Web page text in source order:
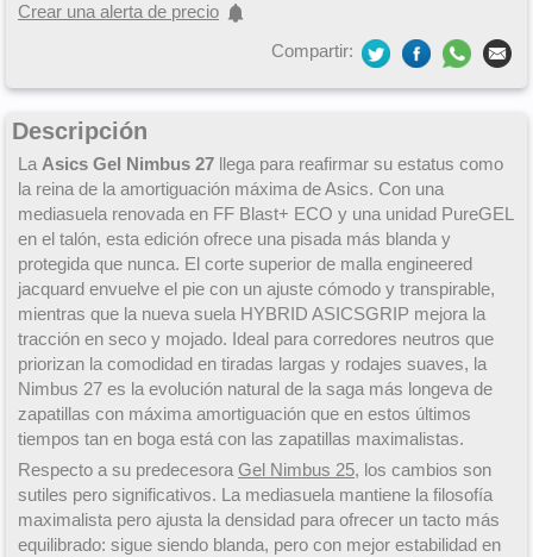
Crear una alerta de precio
Compartir:
Descripción
La Asics Gel Nimbus 27 llega para reafirmar su estatus como
la reina de la amortiguación máxima de Asics. Con una
mediasuela renovada en FF Blast+ ECO y una unidad PureGEL
en el talón, esta edición ofrece una pisada más blanda y
protegida que nunca. El corte superior de malla engineered
jacquard envuelve el pie con un ajuste cómodo y transpirable,
mientras que la nueva suela HYBRID ASICSGRIP mejora la
tracción en seco y mojado. Ideal para corredores neutros que
priorizan la comodidad en tiradas largas y rodajes suaves, la
Nimbus 27 es la evolución natural de la saga más longeva de
zapatillas con máxima amortiguación que en estos últimos
tiempos tan en boga está con las zapatillas maximalistas.
Respecto a su predecesora Gel Nimbus 25, los cambios son
sutiles pero significativos. La mediasuela mantiene la filosofía
maximalista pero ajusta la densidad para ofrecer un tacto más
equilibrado: sigue siendo blanda, pero con mejor estabilidad en